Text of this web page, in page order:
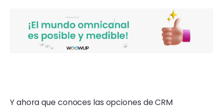
Y ahora que conoces las opciones de CRM